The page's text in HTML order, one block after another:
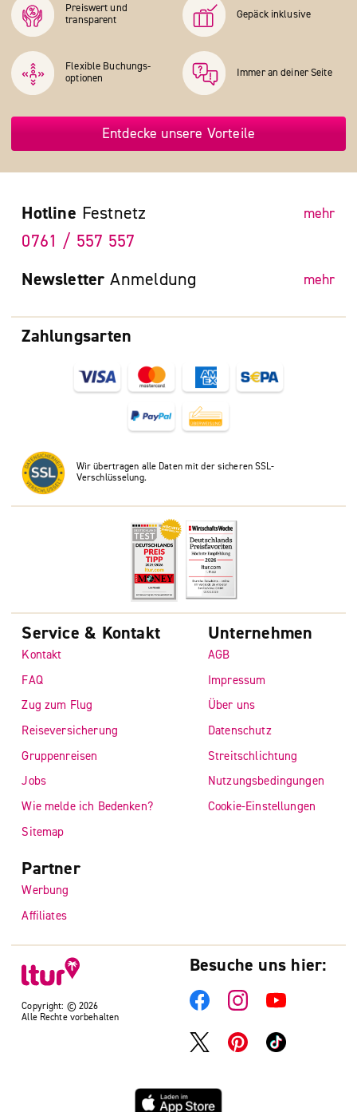
Preiswert und
transparent
Gepäck inklusive
Flexible Buchungs­
optionen
Immer an deiner Seite
Entdecke unsere Vorteile
Zahlungsarten
Wir übertragen alle Daten mit der sicheren SSL-
Verschlüsselung.
Hotline Festnetz mehr
0761 / 557 557
Newsletter Anmeldung mehr
Copyright: © 2026
Alle Rechte vorbehalten
Service & Kontakt
Kontakt
FAQ
Zug zum Flug
Reiseversicherung
Gruppenreisen
Jobs
Wie melde ich Bedenken?
Sitemap
Unternehmen
AGB
Impressum
Über uns
Datenschutz
Streitschlichtung
Nutzungsbedingungen
Cookie-Einstellungen
Partner
Werbung
Affiliates
Besuche uns hier: